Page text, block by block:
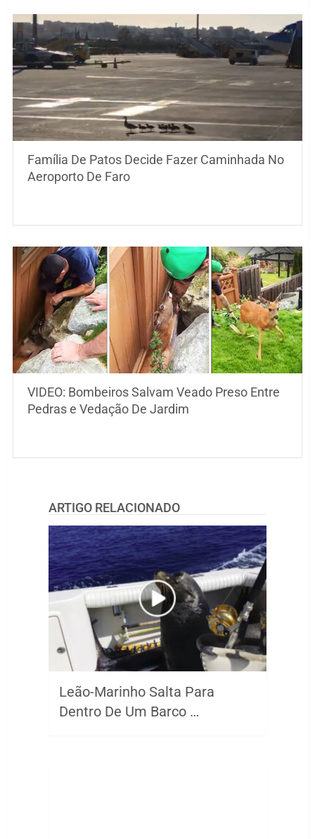
Família De Patos Decide Fazer Caminhada No
Aeroporto De Faro
VIDEO: Bombeiros Salvam Veado Preso Entre
Pedras e Vedação De Jardim
ARTIGO RELACIONADO
Leão-Marinho Salta Para
Dentro De Um Barco …